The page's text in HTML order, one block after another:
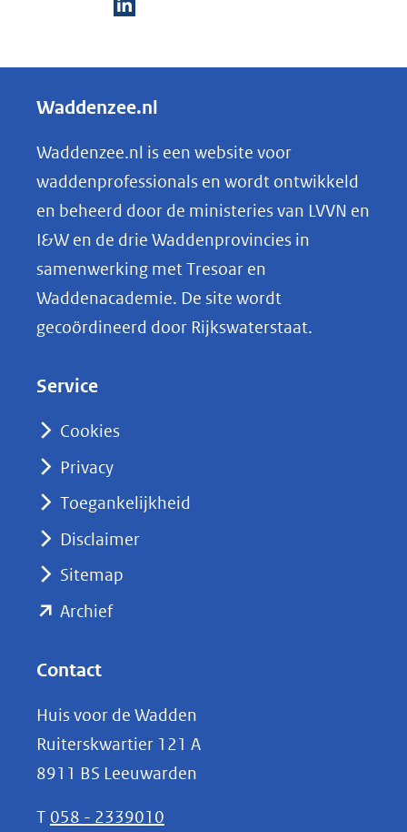
e
e
n
o
p
k
e
nieuw
naar
Waddenzee.nl
Waddenzee.nl is een website voor
waddenprofessionals en wordt ontwikkeld
en beheerd door de ministeries van LVVN en
I&W en de drie Waddenprovincies in
samenwerking met Tresoar en
Waddenacademie. De site wordt
gecoördineerd door Rijkswaterstaat.
Service
Cookies
Privacy
Toegankelijkheid
Disclaimer
Sitemap
Archief(opent
(verwijst
naar
een
andere
Contact
Huis voor de Wadden
Ruiterskwartier 121 A
8911 BS Leeuwarden
T 058 - 2339010